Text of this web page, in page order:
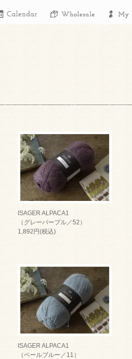
ISAGER ALPACA1
（グレーパープル／52）
1,892円(税込)
ISAGER ALPACA1
（ペールブルー／11）